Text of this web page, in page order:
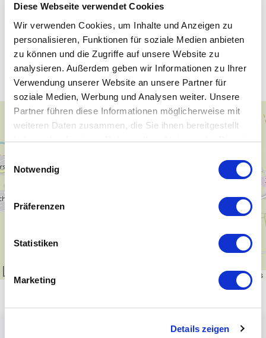
Diese Webseite verwendet Cookies
Wir verwenden Cookies, um Inhalte und Anzeigen zu
personalisieren, Funktionen für soziale Medien anbieten
zu können und die Zugriffe auf unsere Website zu
analysieren. Außerdem geben wir Informationen zu Ihrer
Verwendung unserer Website an unsere Partner für
soziale Medien, Werbung und Analysen weiter. Unsere
Partner führen diese Informationen möglicherweise mit
weiteren Daten zusammen, die Sie ihnen bereitgestellt
haben oder die sie im Rahmen Ihrer Nutzung der Dienste
Einwilligungsauswahl
Notwendig
Präferenzen
Statistiken
Marketing
Details zeigen
Unsere WLAN-Hotspots in
Zwenkau
+
OpenStreetMapcontributors